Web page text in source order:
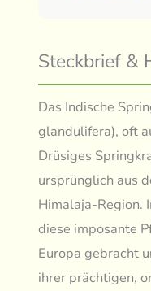
Steckbrief &
Das Indische
glandulifera), oft
Drüsiges
ursprünglich aus
Himalaja-Region.
diese imposante
Europa gebracht
ihrer prächtigen,